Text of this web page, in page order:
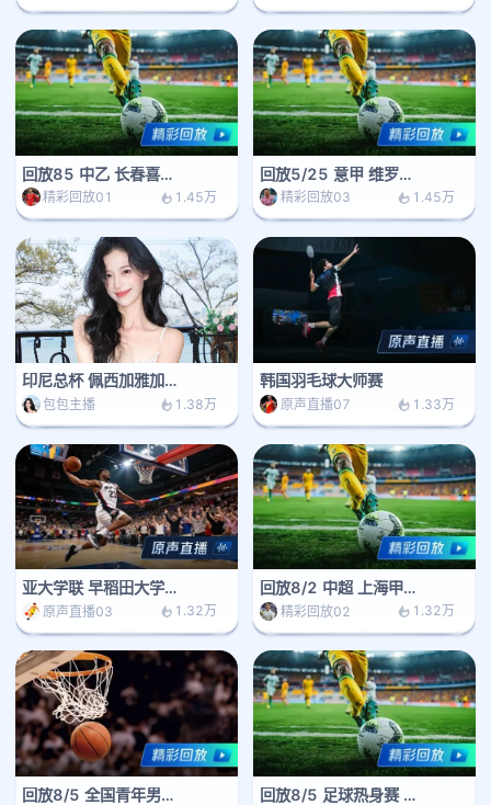
回放85 中乙 长春喜都 vs 大连英博B
精彩回放01 1.45万
回放5/25 意甲 维罗纳 vs 罗马
精彩回放03 1.45万
印尼总杯 佩西加雅加达 VS 阿雷马
包包主播 1.38万
韩国羽毛球大师赛
原声直播07 1.33万
亚大学联 早稻田大学 vs高丽大学
原声直播03 1.32万
回放8/2 中超 上海申花 vs 辽宁铁人
精彩回放02 1.32万
回放8/5 全国青年男篮 新疆广汇 vs 上海久事 回放8/5 足球热身赛 曼城 vs K联赛全明星